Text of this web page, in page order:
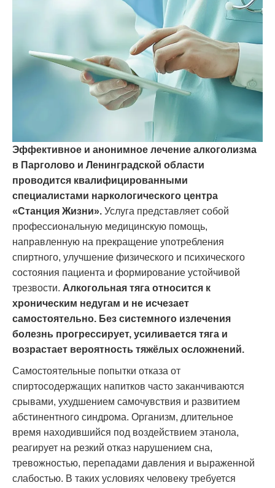
Эффективное и анонимное лечение алкоголизма
в Парголово и Ленинградской области
проводится квалифицированными
специалистами наркологического центра
«Станция Жизни». Услуга представляет собой
профессиональную медицинскую помощь,
направленную на прекращение употребления
спиртного, улучшение физического и психического
состояния пациента и формирование устойчивой
трезвости. Алкогольная тяга относится к
хроническим недугам и не исчезает
самостоятельно. Без системного излечения
болезнь прогрессирует, усиливается тяга и
возрастает вероятность тяжёлых осложнений.
Самостоятельные попытки отказа от
спиртосодержащих напитков часто заканчиваются
срывами, ухудшением самочувствия и развитием
абстинентного синдрома. Организм, длительное
время находившийся под воздействием этанола,
реагирует на резкий отказ нарушением сна,
тревожностью, перепадами давления и выраженной
слабостью. В таких условиях человеку требуется